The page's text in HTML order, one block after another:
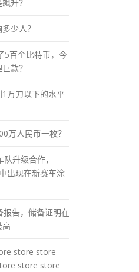
升？
少人？
5百个比特币，今
款？
万刀以下的水平
万人民币一枚？
升级合作，
出现在新赛车涂
告，储备证明在
store store
store store